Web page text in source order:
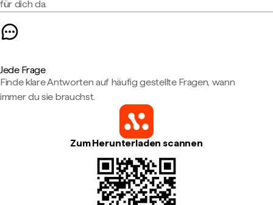
für dich da.
Jede Frage
Finde klare Antworten auf häufig gestellte Fragen, wann
immer du sie brauchst.
Zum Herunterladen scannen